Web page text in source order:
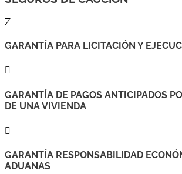
Z
GARANTÍA PARA LICITACIÓN Y

GARANTÍA DE PAGOS ANTICIPADOS
DE UNA VIVIENDA

GARANTÍA RESPONSABILIDAD
ADUANAS